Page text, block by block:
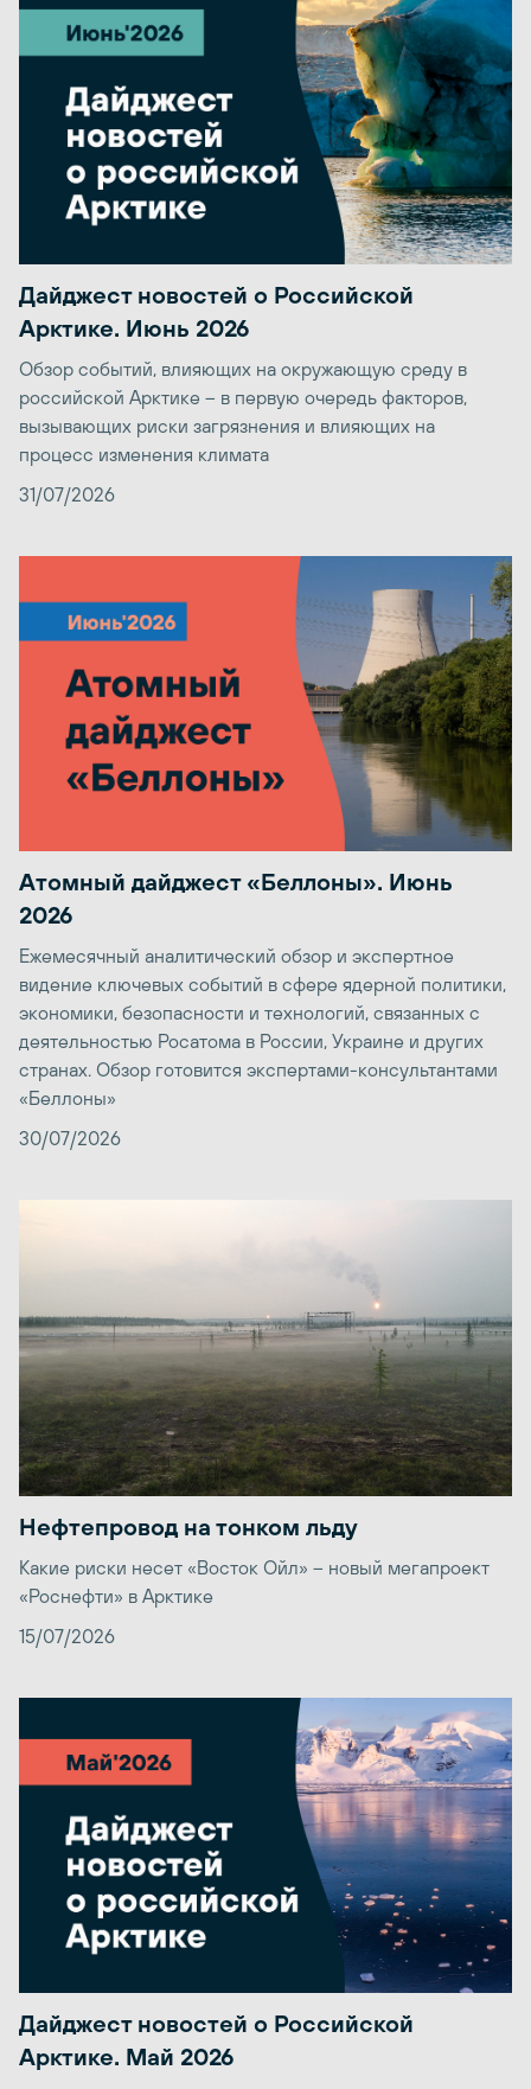
Дайджест новостей о Российской
Арктике. Июнь 2026
Обзор событий, влияющих на окружающую среду в
российской Арктике – в первую очередь факторов,
вызывающих риски загрязнения и влияющих на
процесс изменения климата
31/07/2026
Атомный дайджест «Беллоны». Июнь
2026
Ежемесячный аналитический обзор и экспертное
видение ключевых событий в сфере ядерной политики,
экономики, безопасности и технологий, связанных с
деятельностью Росатома в России, Украине и других
странах. Обзор готовится экспертами-консультантами
«Беллоны»
30/07/2026
Нефтепровод на тонком льду
Какие риски несет «Восток Ойл» – новый мегапроект
«Роснефти» в Арктике
15/07/2026
Дайджест новостей о Российской
Арктике. Май 2026